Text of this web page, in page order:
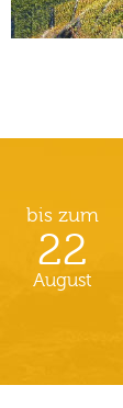
bis zum
22
August